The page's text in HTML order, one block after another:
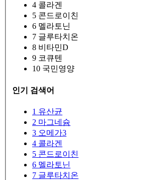
4 콜라겐
5 콘드로이친
6 멜라토닌
7 글루타치온
8 비타민D
9 코큐텐
10 국민영양
인기 검색어
1 유산균
2 마그네슘
3 오메가3
4 콜라겐
5 콘드로이친
6 멜라토닌
7 글루타치온